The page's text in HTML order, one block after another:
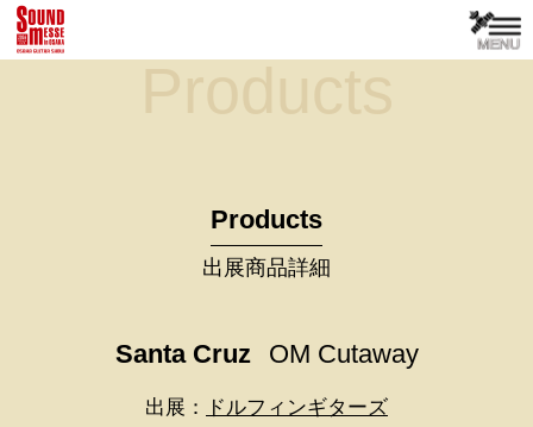
Products
Products
出展商品詳細
Santa Cruz OM Cutaway
出展： ドルフィンギターズ